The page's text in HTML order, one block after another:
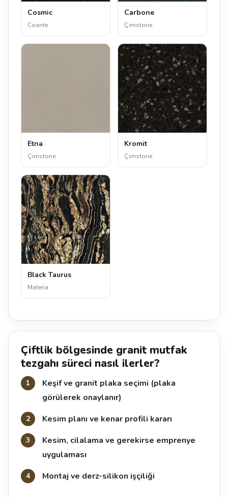
Cosmic
Coante
Carbone
Çimstone
Etna
Çimstone
Kromit
Çimstone
Black Taurus
Materia
Çiftlik bölgesinde granit mutfak
tezgahı süreci nasıl ilerler?
Keşif ve granit plaka seçimi (plaka
görülerek onaylanır)
Kesim planı ve kenar profili kararı
Kesim, cilalama ve gerekirse emprenye
uygulaması
Montaj ve derz-silikon işçiliği